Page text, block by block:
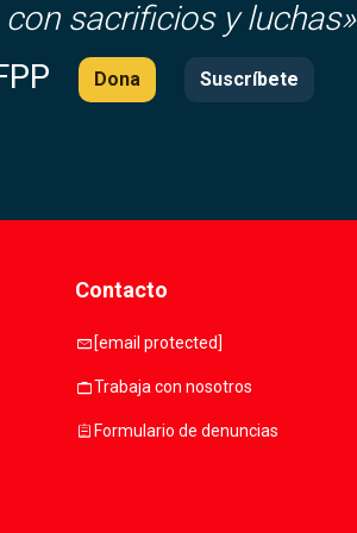
sacrificios y luchas»
Dona Suscríbete
Contacto
mail [email protected]
workTrabaja con nosotros
assignment Formulario de denuncias